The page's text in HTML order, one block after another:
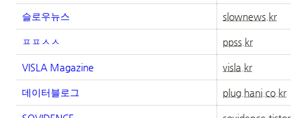
슬로우뉴스 slownews.kr
ㅍㅍㅅㅅ ppss.kr
VISLA Magazine visla.kr
데이터블로그 plug.hani.co.kr